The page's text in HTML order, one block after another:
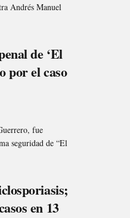
Andrés Manuel
de ‘El
por el caso
fue
seguridad de “El
en 13